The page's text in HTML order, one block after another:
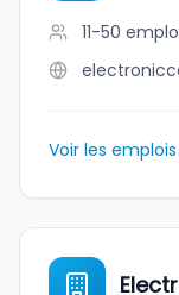
11-50
Voir les